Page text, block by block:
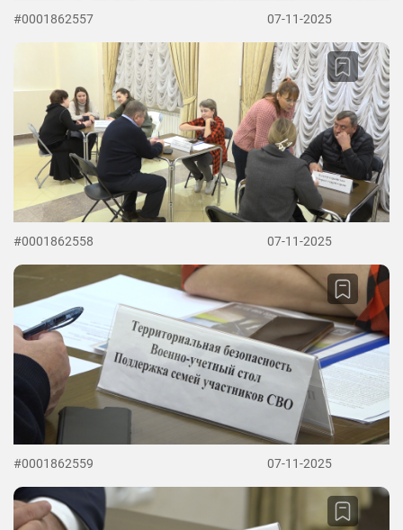
#0001862557 07-11-2025
#0001862558 07-11-2025
#0001862559 07-11-2025